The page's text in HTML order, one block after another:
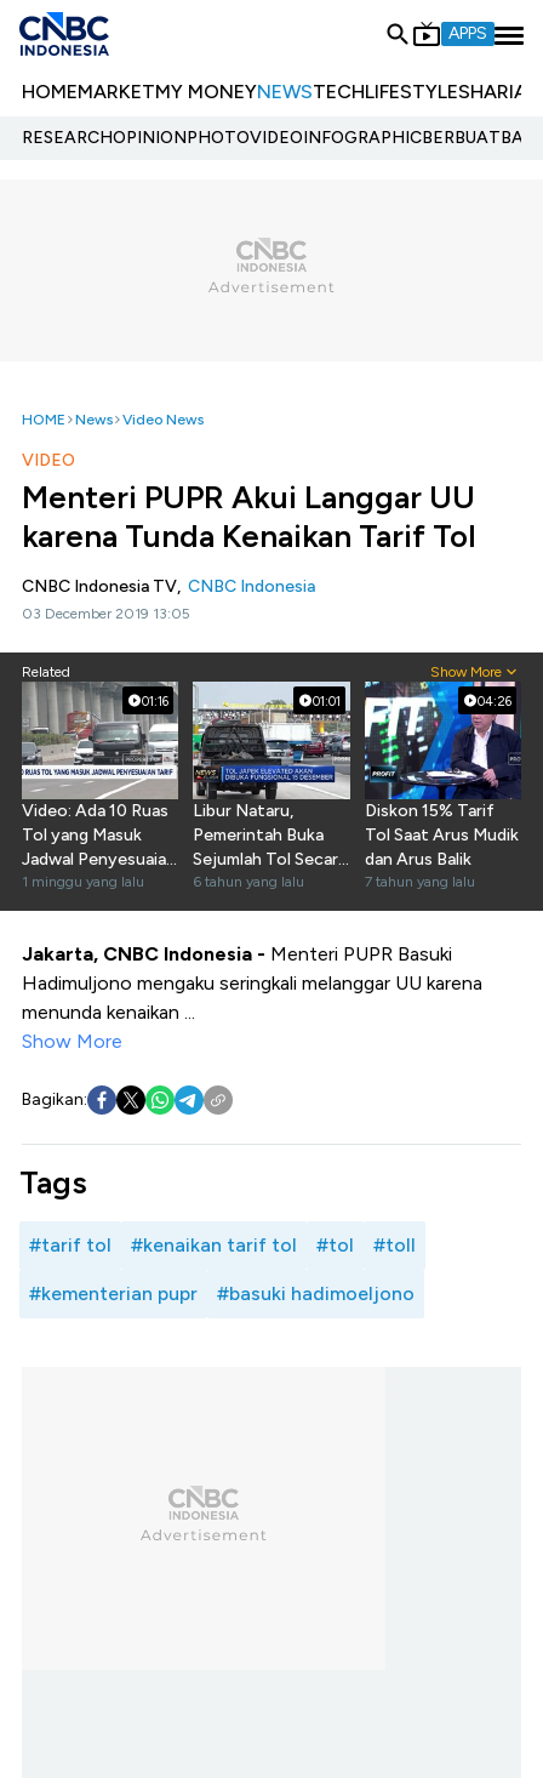
APPS
HOMEMARKETMY MONEYNEWSTECHLIFESTYLESHARIA
RESEARCHOPINIONPHOTOVIDEOINFOGRAPHIC
HOME News Video News
VIDEO
Menteri PUPR Akui Langgar UU
karena Tunda Kenaikan Tarif Tol
CNBC Indonesia TV, CNBC Indonesia
03 December 2019 13:05
Related Show More
01:16
Video: Ada 10 Ruas
Tol yang Masuk
Jadwal Penyesuaian
Tarif
1 minggu yang lalu
01:01
Libur Nataru,
Pemerintah Buka
Sejumlah Tol Secara
Fungsional
6 tahun yang lalu
04:26
Diskon 15% Tarif
Tol Saat Arus Mudik
dan Arus Balik
7 tahun yang lalu
Jakarta, CNBC Indonesia - Menteri PUPR Basuki
Hadimuljono mengaku seringkali melanggar UU karena
menunda kenaikan ...
Show More
Bagikan:
Tags
#tarif tol #kenaikan tarif tol #tol #toll
#kementerian pupr #basuki hadimoeljono